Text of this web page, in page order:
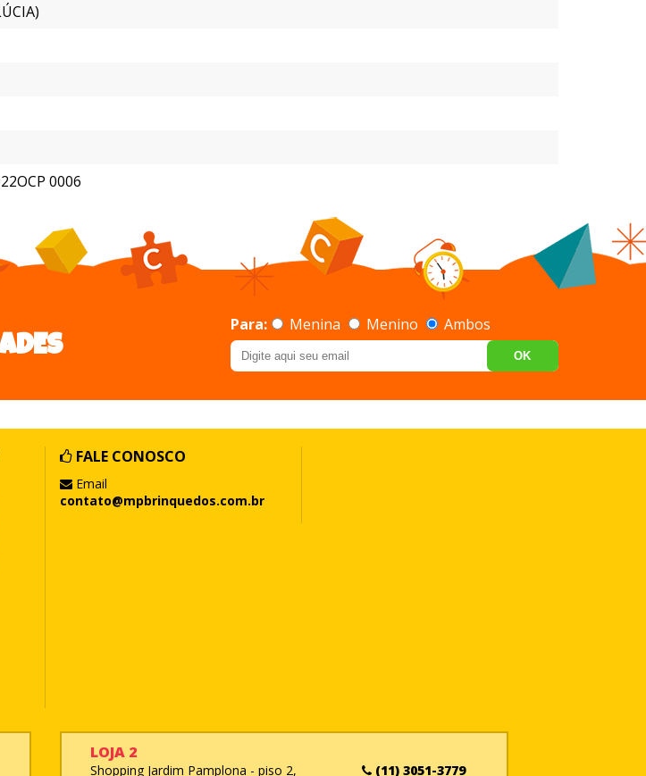
0006
Para: Menina Menino Ambos
OK
FALE CONOSCO
Email
contato@mpbrinquedos.com.br
LOJA 2
Shopping Jardim Pamplona - piso 2, (11) 3051-3779